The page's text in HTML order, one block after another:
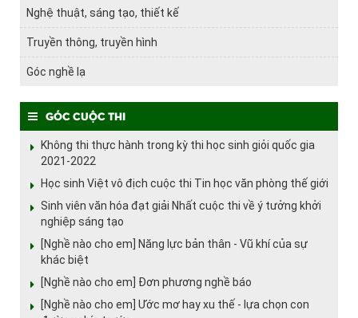
Nghệ thuật, sáng tạo, thiết kế
Truyền thông, truyền hình
Góc nghề lạ
Góc cuộc thi
Không thi thực hành trong kỳ thi học sinh giỏi quốc gia
2021-2022
Học sinh Việt vô địch cuộc thi Tin học văn phòng thế giới
Sinh viên văn hóa đạt giải Nhất cuộc thi về ý tưởng khởi
nghiệp sáng tạo
[Nghề nào cho em] Năng lực bản thân - Vũ khí của sự
khác biệt
[Nghề nào cho em] Đơn phương nghề báo
[Nghề nào cho em] Ước mơ hay xu thế - lựa chọn con